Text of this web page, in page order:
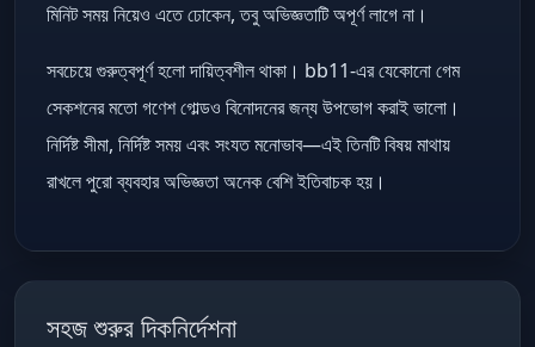
মিনিট সময় নিয়েও এতে ঢোকেন, তবু অভিজ্ঞতাটি অপূর্ণ লাগে না।
সবচেয়ে গুরুত্বপূর্ণ হলো দায়িত্বশীল থাকা। bb11-এর যেকোনো গেম
সেকশনের মতো গণেশ গোল্ডও বিনোদনের জন্য উপভোগ করাই ভালো।
নির্দিষ্ট সীমা, নির্দিষ্ট সময় এবং সংযত মনোভাব—এই তিনটি বিষয় মাথায়
রাখলে পুরো ব্যবহার অভিজ্ঞতা অনেক বেশি ইতিবাচক হয়।
সহজ শুরুর দিকনির্দেশনা